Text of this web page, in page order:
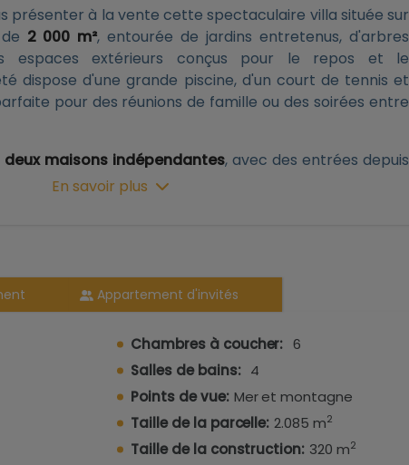
présenter à la vente cette spectaculaire villa située sur
2 000 m², entourée de jardins entretenus, d'arbres
espaces extérieurs conçus pour le repos et le
dispose d'une grande piscine, d'un court de tennis et
pour des réunions de famille ou des soirées entre
deux maisons indépendantes, avec des entrées depuis
permet de l'apprécier comme une grande villa unique
et fonctionnelle, de trois chambres doubles et
Depuis sa grande terrasse, on profite de
de son propre salon avec cheminée, d'une cuisine
bains et de trois chambres, offrant une indépendance
parfait état et prêtes à emménager, ce qui fait de cette
En savoir plus
Appartement d'invités
Chambres à coucher: 6
Salles de bains: 4
Points de vue: Mer et montagne
Taille de la parcelle: 2.085 m2
Taille de la construction: 320 m2